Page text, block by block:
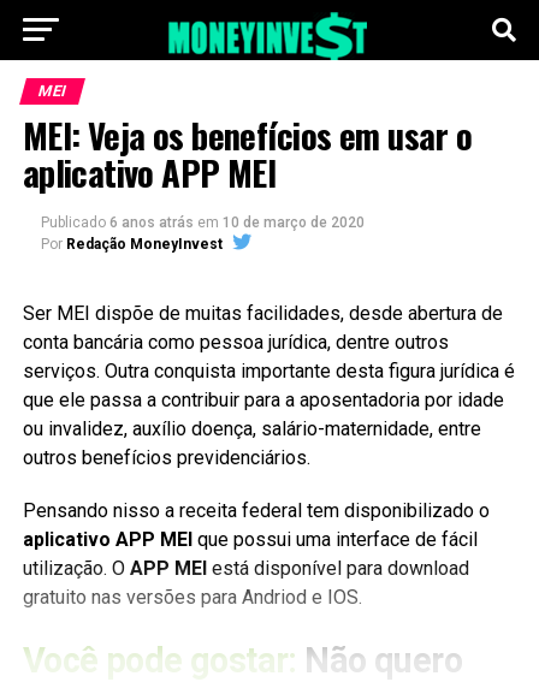
MEI
MEI: Veja os benefícios em usar o
aplicativo APP MEI
Publicado 6 anos atrás em 10 de março de 2020
Por Redação MoneyInvest
Ser MEI dispõe de muitas facilidades, desde abertura de
conta bancária como pessoa jurídica, dentre outros
serviços. Outra conquista importante desta figura jurídica é
que ele passa a contribuir para a aposentadoria por idade
ou invalidez, auxílio doença, salário-maternidade, entre
outros benefícios previdenciários.
Pensando nisso a receita federal tem disponibilizado o
aplicativo APP MEI que possui uma interface de fácil
utilização. O APP MEIestá disponível para download
gratuito nas versões para Andriod e IOS.
Você pode gostar: Não quero